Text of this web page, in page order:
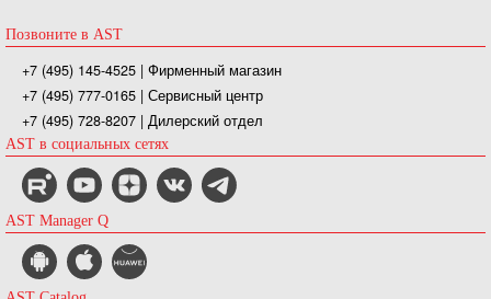
Позвоните в AST
+7 (495) 145-4525 | Фирменный магазин
+7 (495) 777-0165 | Сервисный центр
+7 (495) 728-8207 | Дилерский отдел
AST в социальных сетях
AST Manager Q